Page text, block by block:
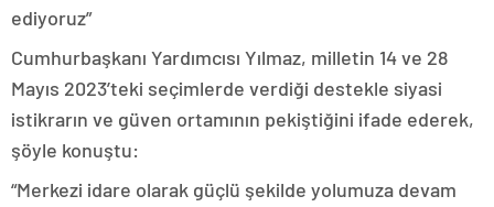
ediyoruz”
Cumhurbaşkanı Yardımcısı Yılmaz, milletin 14 ve 28
Mayıs 2023’teki seçimlerde verdiği destekle siyasi
istikrarın ve güven ortamının pekiştiğini ifade ederek,
şöyle konuştu:
“Merkezi idare olarak güçlü şekilde yolumuza devam